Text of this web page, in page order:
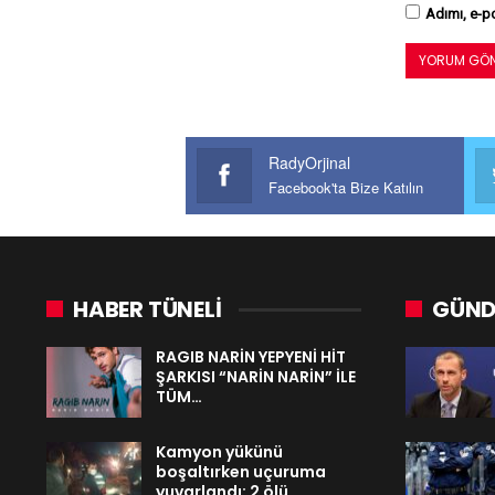
Adımı, e-
RadyOrjinal
Facebook'ta Bize Katılın
HABER TÜNELİ
RAGIB NARİN YEPYENİ HİT
ŞARKISI “NARİN NARİN” İLE
TÜM…
Kamyon yükünü
boşaltırken uçuruma